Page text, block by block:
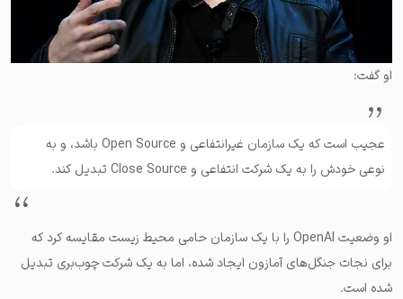
او گفت:
عجیب است که یک سازمان غیرانتفاعی و Open Source باشد، و به
نوعی خودش را به یک شرکت انتفاعی و Close Source تبدیل کند.
او وضعیت OpenAI را با یک سازمان حامی محیط‌ زیست مقایسه کرد که
برای نجات جنگل‌های آمازون ایجاد شده، اما به یک شرکت چوب‌بری تبدیل
شده است.